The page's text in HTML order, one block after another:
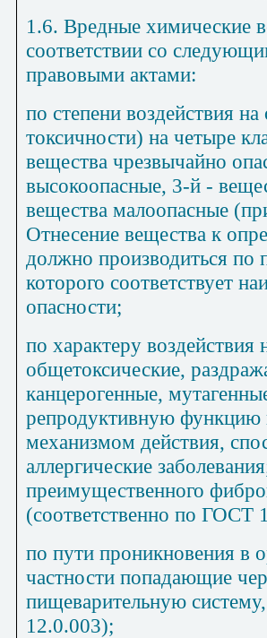
1.6. Вредные химические
соответствии со
правовыми актами:
по степени воздействия
токсичности) на четыре
вещества чрезвычайно
высокоопасные, 3-й -
вещества малоопасные
Отнесение вещества к
должно производиться по
которого соответствует
опасности;
по характеру воздействия
общетоксические,
канцерогенные,
репродуктивную функцию
механизмом действия,
аллергические
преимущественного
(соответственно по
по пути проникновения в
частности попадающие
пищеварительную
12.0.003);